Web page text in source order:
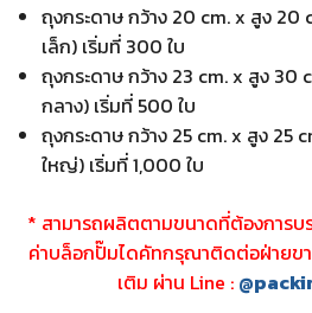
ถุงกระดาษ กว้าง 20 cm. x สูง 20
เล็ก) เริ่มที่ 300 ใบ
ถุงกระดาษ กว้าง 23 cm. x สูง 30
กลาง) เริ่มที่ 500 ใบ
ถุงกระดาษ กว้าง 25 cm. x สูง 25
ใหญ่) เริ่มที่ 1,000 ใบ
* สามารถผลิตตามขนาดที่ต้องการบ
ค่าบล็อกปั๊มไดคัทกรุณาติดต่อฝ่ายข
เติม ผ่าน Line :